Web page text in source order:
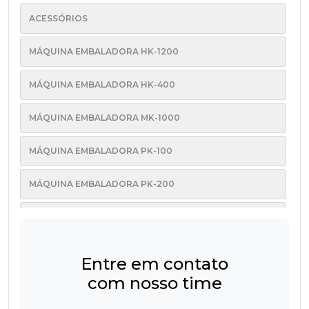
ACESSÓRIOS
MÁQUINA EMBALADORA HK-1200
MÁQUINA EMBALADORA HK-400
MÁQUINA EMBALADORA MK-1000
MÁQUINA EMBALADORA PK-100
MÁQUINA EMBALADORA PK-200
MÁQUINA EMBALADORA PK-PLUS
Entre em contato
com nosso time